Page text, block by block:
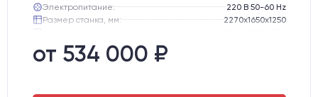
Электропитание:
220 В 50-60 Hz
Размер станка, мм:
2270х1650х1250
Вес брутто:
Шаговые двигатели:
от 534 000 ₽